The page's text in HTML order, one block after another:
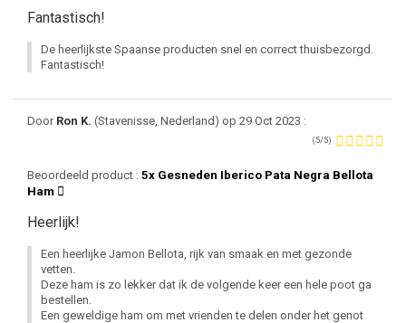
Fantastisch!
De heerlijkste Spaanse producten snel en correct thuisbezorgd.
Fantastisch!
Door Ron K. (Stavenisse, Nederland) op 29 Oct 2023 :
(5/5)
Beoordeeld product : 5x Gesneden Iberico Pata Negra Bellota
Ham
Heerlijk!
Een heerlijke Jamon Bellota, rijk van smaak en met gezonde
vetten.
Deze ham is zo lekker dat ik de volgende keer een hele poot ga
bestellen.
Een geweldige ham om met vrienden te delen onder het genot